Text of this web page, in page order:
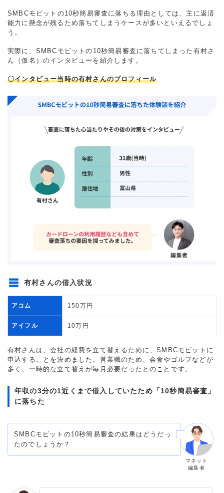
SMBCモビットの10秒簡易審査に落ちる理由としては、主に返済
能力に懸念が残るため落ちてしまうケースが多いといえるでしょ
う。
実際に、SMBCモビットの10秒簡易審査に落ちてしまった有村さ
ん（仮名）のインタビューを紹介します。
〇インタビュー当時の有村さんのプロフィール
有村さんの借入状況
アコム 150万円
アイフル 10万円
有村さんは、会社の経費を立て替えるために、SMBCモビットに
申込することを決めました。営業職のため、会食やゴルフなどが
多く、一時的な立て替えが毎月必要だったとのことです。
年収の3分の1近くまで借入していたため「10秒簡易審査」
に落ちた
SMBCモビットの10秒簡易審査の結果はどうだっ
たのでしょうか？
マネット
編集者